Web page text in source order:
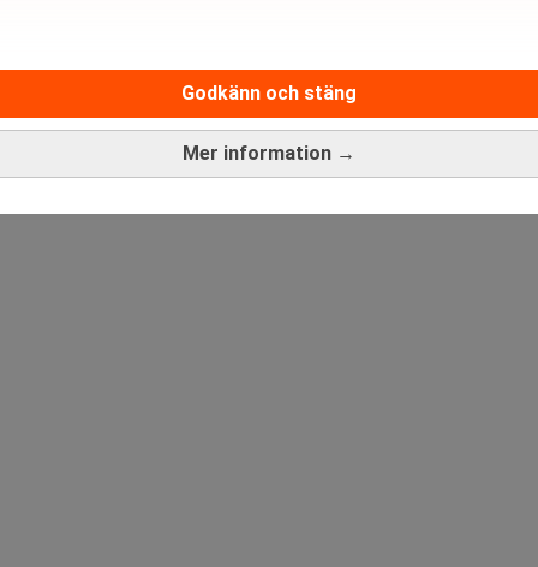
Mer information →
Godkänn och stäng
Medarbetare inom Intern
Sista ansökningsdag: